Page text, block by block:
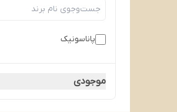
پاناسونیک
موجودی